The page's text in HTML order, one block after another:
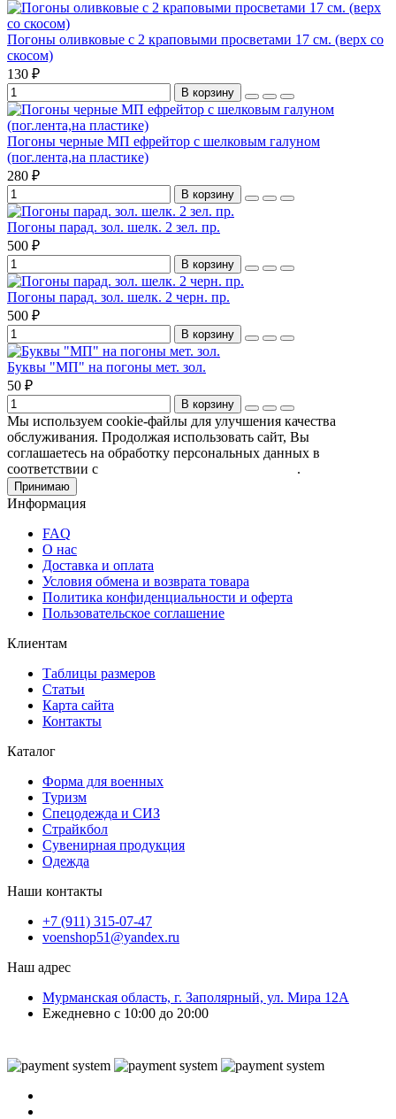
Погоны оливковые с 2 краповыми просветами 17 см. (верх со
скосом)
130 ₽
В корзину
Погоны черные МП ефрейтор с шелковым галуном
(пог.лента,на пластике)
280 ₽
В корзину
Погоны парад. зол. шелк. 2 зел. пр.
500 ₽
В корзину
Погоны парад. зол. шелк. 2 черн. пр.
500 ₽
В корзину
Буквы "МП" на погоны мет. зол.
50 ₽
В корзину
Мы используем cookie-файлы для улучшения качества
обслуживания. Продолжая использовать сайт, Вы
соглашаетесь на обработку персональных данных в
соответствии с
.
Принимаю
Информация
FAQ
О нас
Доставка и оплата
Условия обмена и возврата товара
Политика конфиденциальности и оферта
Пользовательское соглашение
Клиентам
Таблицы размеров
Статьи
Карта сайта
Контакты
Каталог
Форма для военных
Туризм
Спецодежда и СИЗ
Страйкбол
Сувенирная продукция
Одежда
Наши контакты
+7 (911) 315-07-47
voenshop51@yandex.ru
Наш адрес
Мурманская область, г. Заполярный, ул. Мира 12А
Ежедневно с 10:00 до 20:00